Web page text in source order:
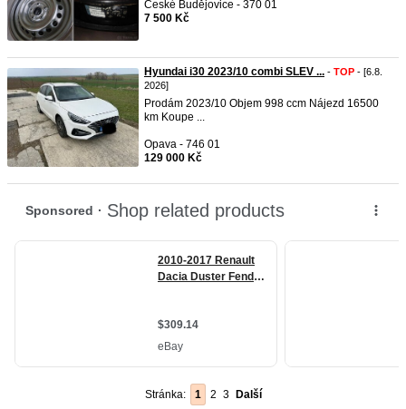
České Budějovice - 370 01
7 500 Kč
Hyundai i30 2023/10 combi SLEV ... - TOP - [6.8.
2026]
Prodám 2023/10 Objem 998 ccm Nájezd 16500
km Koupe ...
Opava - 746 01
129 000 Kč
Stránka: 1 2 3 Další